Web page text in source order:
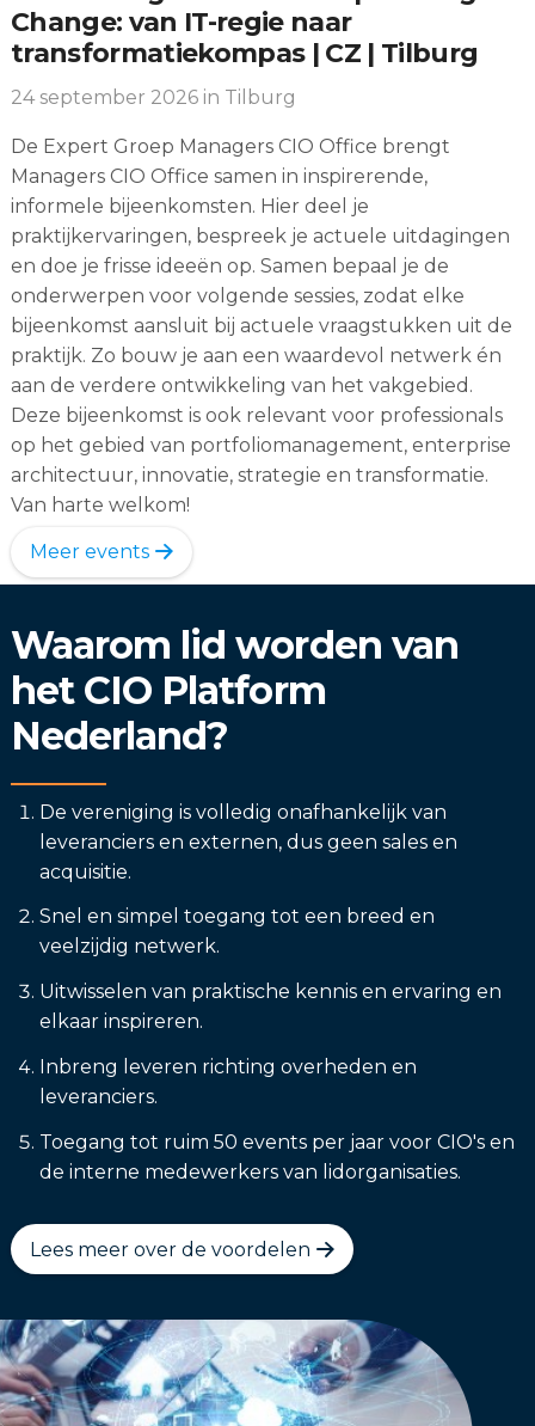
Change: van IT-regie naar
transformatiekompas | CZ | Tilburg
24 september 2026in Tilburg
De Expert Groep Managers CIO Office brengt
Managers CIO Office samen in inspirerende,
informele bijeenkomsten. Hier deel je
praktijkervaringen, bespreek je actuele uitdagingen
en doe je frisse ideeën op. Samen bepaal je de
onderwerpen voor volgende sessies, zodat elke
bijeenkomst aansluit bij actuele vraagstukken uit de
praktijk. Zo bouw je aan een waardevol netwerk én
aan de verdere ontwikkeling van het vakgebied.
Deze bijeenkomst is ook relevant voor professionals
op het gebied van portfoliomanagement, enterprise
architectuur, innovatie, strategie en transformatie.
Van harte welkom!
Meer events
Waarom lid worden van
het CIO Platform
Nederland?
De vereniging is volledig onafhankelijk van
leveranciers en externen, dus geen sales en
acquisitie.
Snel en simpel toegang tot een breed en
veelzijdig netwerk.
Uitwisselen van praktische kennis en ervaring en
elkaar inspireren.
Inbreng leveren richting overheden en
leveranciers.
Toegang tot ruim 50 events per jaar voor CIO's en
de interne medewerkers van lidorganisaties.
Lees meer over de voordelen